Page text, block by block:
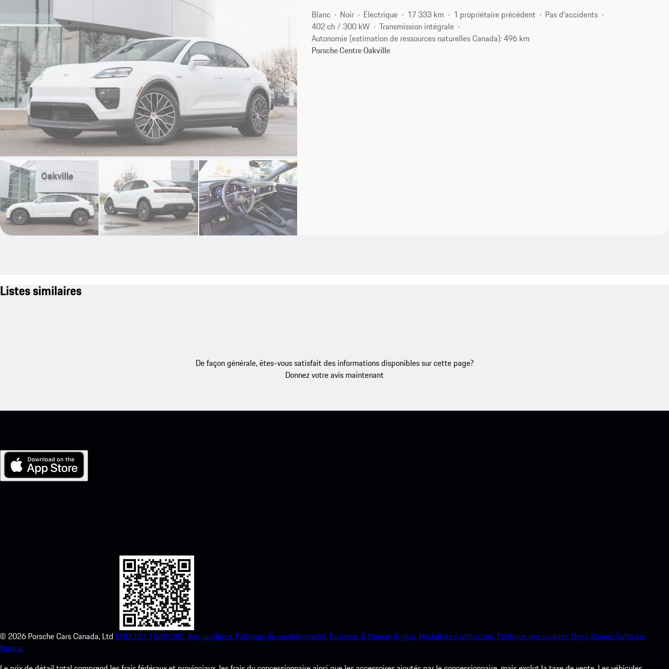
Blanc Noir Électrique 17 333 km 1 propriétaire précédent
Pas d'accidents
402 ch / 300 kW
Transmission intégrale
Autonomie (estimation de ressources naturelles Canada): 496 km
Porsche Centre Oakville
Listes similaires
De façon générale, êtes-vous satisfait des informations disponibles sur cette page?
Donnez votre avis maintenant
© 2026 Porsche Cars Canada, Ltd ENGLISH. FRANCAIS.Avis juridique. Politique de confidentialité. Business & Human Rights. Modalités d’utilisation. Politique des cookies.Open Source Software
Notice.